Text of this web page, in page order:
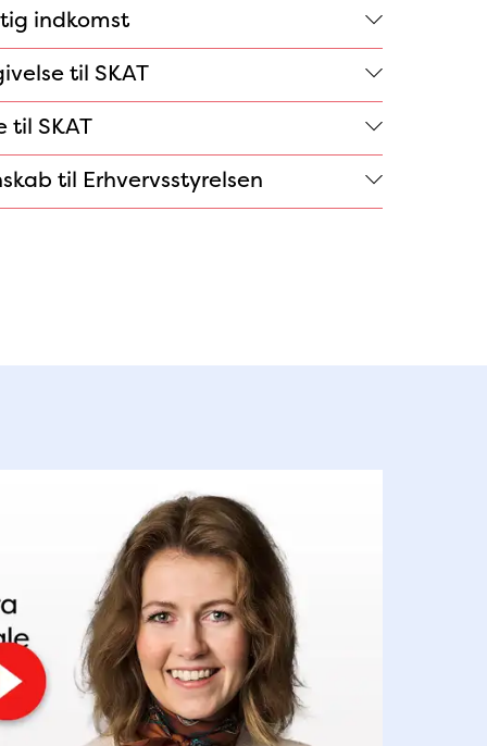
indkomst
til SKAT
SKAT
til Erhvervsstyrelsen